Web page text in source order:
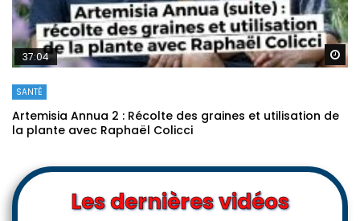
37:04
SANTÉ
Artemisia Annua 2 : Récolte des graines et utilisation de
la plante avec Raphaël Colicci
Les dernières vidéos